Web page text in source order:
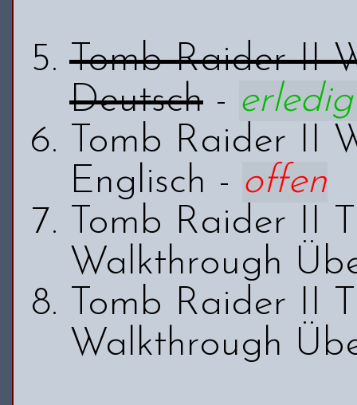
Tomb Raider II
Deutsch -
Tomb Raider II
Englisch - offen
Tomb Raider II
Walkthrough
Tomb Raider II
Walkthrough